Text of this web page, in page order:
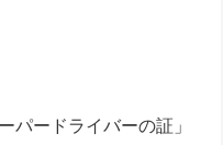
パードライバーの証」